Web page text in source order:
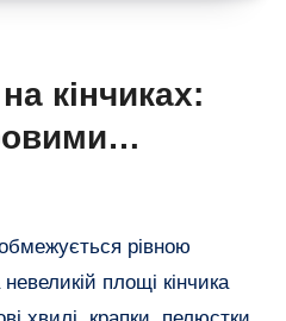
кінчиках:
і хвилями
рівною
площі кінчика